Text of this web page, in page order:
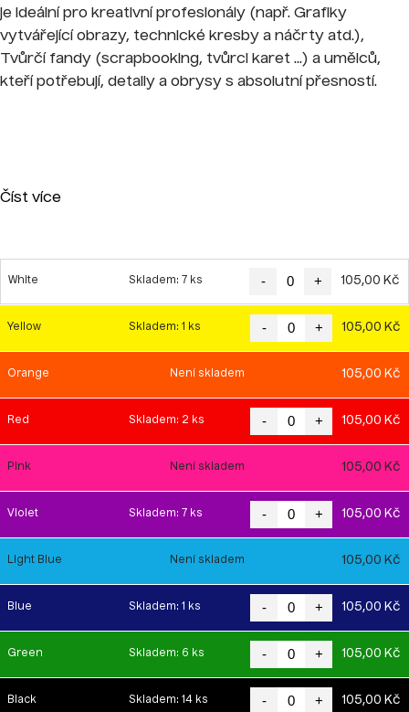
je ideální pro kreativní profesionály (např. Grafiky
vytvářející obrazy, technické kresby a náčrty atd.),
Tvůrčí fandy (scrapbooking, tvůrci karet ...) a umělců,
kteří potřebují, detaily a obrysy s absolutní přesností.
Číst více
White Skladem: 7 ks - + 105,00 Kč
Yellow Skladem: 1 ks - + 105,00 Kč
Orange Není skladem 105,00 Kč
Red Skladem: 2 ks - + 105,00 Kč
Pink Není skladem 105,00 Kč
Violet Skladem: 7 ks - + 105,00 Kč
Light Blue Není skladem 105,00 Kč
Blue Skladem: 1 ks - + 105,00 Kč
Green Skladem: 6 ks - + 105,00 Kč
Black Skladem: 14 ks - + 105,00 Kč